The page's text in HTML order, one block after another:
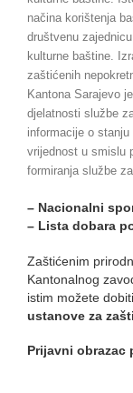
načina korištenja
društvenu
kulturne baštine.
zaštićenih
Kantona Sarajevo
djelatnosti službe
informacije o
vrijednost u smislu
formiranja službe
– Nacionalni
– Lista dobara
Zaštićenim
Kantonalnog
istim možete
ustanove za
Prijavni obrazac